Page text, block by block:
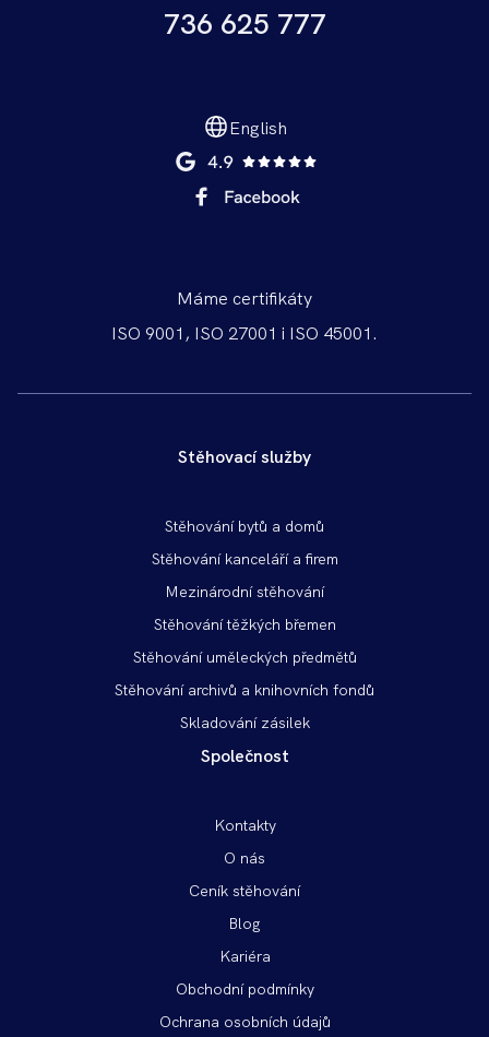
736 625 777
English
Máme certifikáty
ISO 9001, ISO 27001 i ISO 45001.
Stěhovací služby
Stěhování bytů a domů
Stěhování kanceláří a firem
Mezinárodní stěhování
Stěhování těžkých břemen
Stěhování uměleckých předmětů
Stěhování archivů a knihovních fondů
Skladování zásilek
Společnost
Kontakty
O nás
Ceník stěhování
Blog
Kariéra
Obchodní podmínky
Ochrana osobních údajů